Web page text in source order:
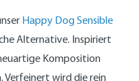
Happy Dog Sensible
Alternative. Inspiriert
Komposition
Verfeinert wird die rein